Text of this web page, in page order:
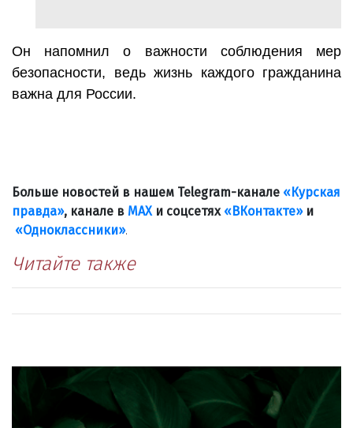
Он напомнил о важности соблюдения мер
безопасности, ведь жизнь каждого гражданина
важна для России.
Больше новостей в нашем Telegram-канале «Курская
правда», канале в МАХ и соцсетях «ВКонтакте»и
«Одноклассники».
Читайте также